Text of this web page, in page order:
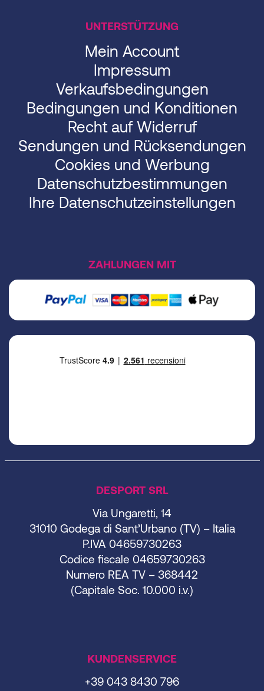
DESPORT SRL
Via Ungaretti, 14
31010 Godega di Sant’Urbano (TV) – Italia
P.IVA 04659730263
Codice fiscale 04659730263
Numero REA TV – 368442
(Capitale Soc. 10.000 i.v.)
KUNDENSERVICE
+39 043 8430 796
UNTERSTÜTZUNG
Mein Account
Impressum
Verkaufsbedingungen
Bedingungen und Konditionen
Recht auf Widerruf
Sendungen und Rücksendungen
Cookies und Werbung
Datenschutzbestimmungen
Ihre Datenschutzeinstellungen
ZAHLUNGEN MIT